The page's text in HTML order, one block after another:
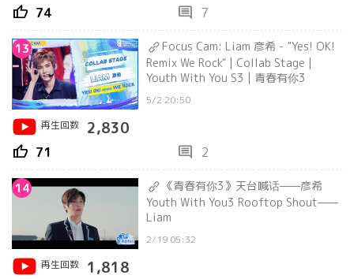
thumb_up 74 comment 7
13
Focus Cam: Liam 彦希 - "Yes! OK!
Remix We Rock" | Collab Stage |
Youth With You S3 | 青春有你3
5/2 20:50
再生回数
2,830
thumb_up 71 comment 2
14
《青春有你3》天台喊话——彦希
Youth With You3 Rooftop Shout——
Liam
2/19 05:32
再生回数
1,818